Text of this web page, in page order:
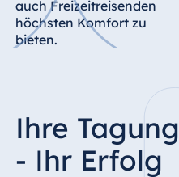
Ägypten
Albanien
auch Freizeitreisenden
höchsten Komfort zu
bieten.
Ihre Tagung
- Ihr Erfolg